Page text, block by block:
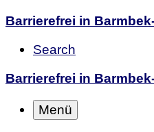
Barrierefrei in
Search
Barrierefrei in
Menü